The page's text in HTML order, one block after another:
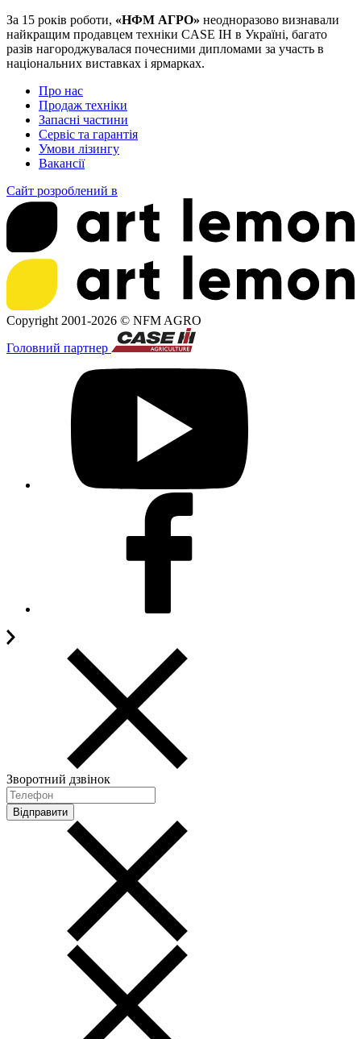
За 15 років роботи, «НФМ АГРО» неодноразово визнавали
найкращим продавцем техніки CASE IH в Україні, багато
разів нагороджувалася почесними дипломами за участь в
національних виставках і ярмарках.
Про нас
Продаж техніки
Запасні частини
Сервіс та гарантія
Умови лізингу
Вакансії
Сайт розроблений в
Copyright 2001-2026 © NFM AGRO
Головний партнер
Зворотний дзвінок